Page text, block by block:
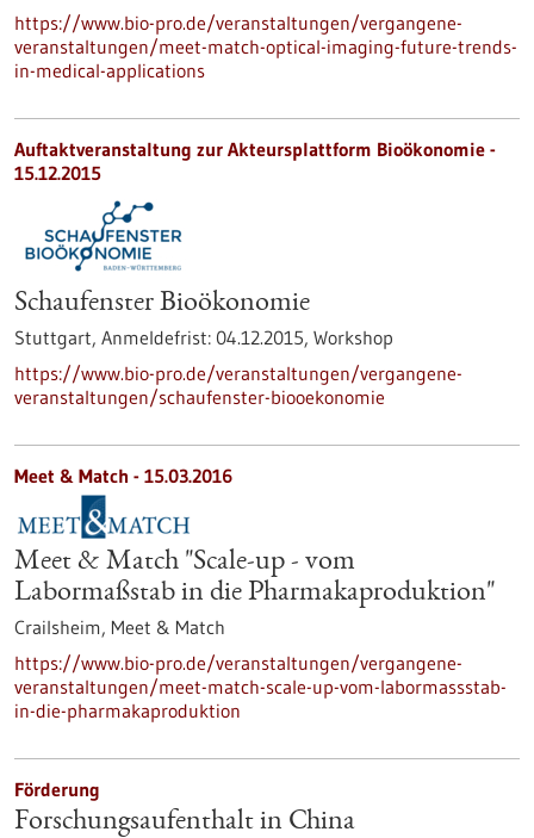
https://www.bio-pro.de/veranstaltungen/vergangene-
veranstaltungen/meet-match-optical-imaging-future-trends-
in-medical-applications
Auftaktveranstaltung zur Akteursplattform Bioökonomie -
15.12.2015
Schaufenster Bioökonomie
Stuttgart, Anmeldefrist: 04.12.2015, Workshop
https://www.bio-pro.de/veranstaltungen/vergangene-
veranstaltungen/schaufenster-biooekonomie
Meet & Match - 15.03.2016
Meet & Match "Scale-up - vom
Labormaßstab in die Pharmakaproduktion"
Crailsheim, Meet & Match
https://www.bio-pro.de/veranstaltungen/vergangene-
veranstaltungen/meet-match-scale-up-vom-labormassstab-
in-die-pharmakaproduktion
Förderung
Forschungsaufenthalt in China